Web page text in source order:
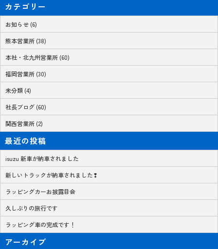
カテゴリー
お知らせ (6)
熊本営業所 (38)
本社・北九州営業所 (60)
福岡営業所 (30)
未分類 (4)
社長ブログ (60)
関西営業所 (2)
最近の投稿
isuzu 新車が納車されました
新しいトラックが納車されました❢
ラッピングカーお披露目会
久しぶりの旅行です
ラッピング車の完成です！
アーカイブ